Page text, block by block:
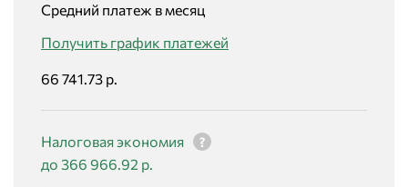
Средний платеж в месяц
Получить график платежей
66 741.73 р.
Налоговая экономия
до 366 966.92 р.